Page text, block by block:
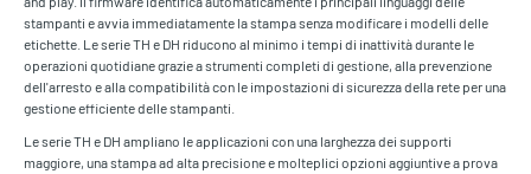
stampanti e avvia immediatamente la stampa senza modificare i modelli delle
etichette. Le serie TH e DH riducono al minimo i tempi di inattività durante le
operazioni quotidiane grazie a strumenti completi di gestione, alla prevenzione
dell'arresto e alla compatibilità con le impostazioni di sicurezza della rete per una
gestione efficiente delle stampanti.
Le serie TH e DH ampliano le applicazioni con una larghezza dei supporti
maggiore, una stampa ad alta precisione e molteplici opzioni aggiuntive a prova